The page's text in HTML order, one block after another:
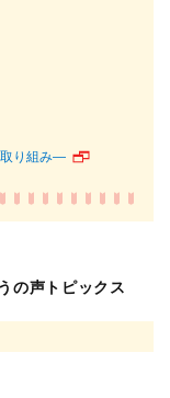
取り組み―
の声トピックス